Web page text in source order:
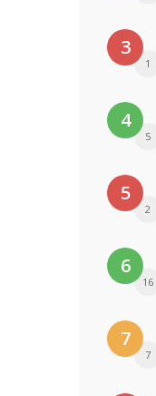
3
1
4
5
5
2
6
16
7
7